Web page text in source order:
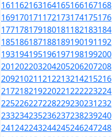
161162163164165166167168
169170171172173174175176
177178179180181182183184
185186187188189190191192
193194195196197198199200
201202203204205206207208
209210211212213214215216
217218219220221222223224
225226227228229230231232
233234235236237238239240
241242243244245246247248